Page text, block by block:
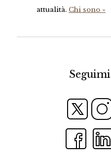
attualità. Chi sono »
Seguimi